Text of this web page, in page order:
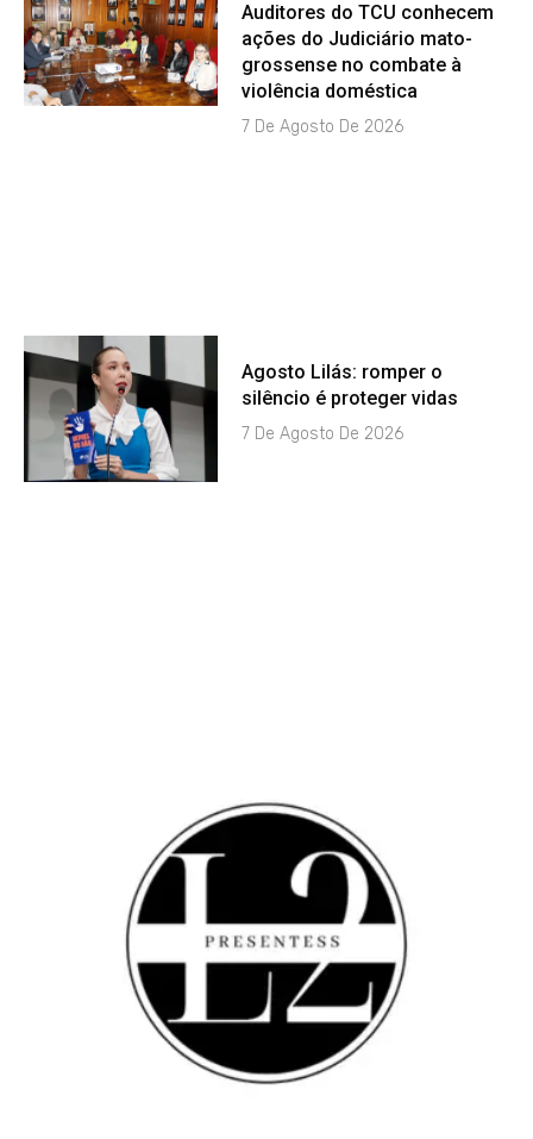
Auditores do TCU conhecem
ações do Judiciário mato-
grossense no combate à
violência doméstica
7 De Agosto De 2026
Agosto Lilás: romper o
silêncio é proteger vidas
7 De Agosto De 2026